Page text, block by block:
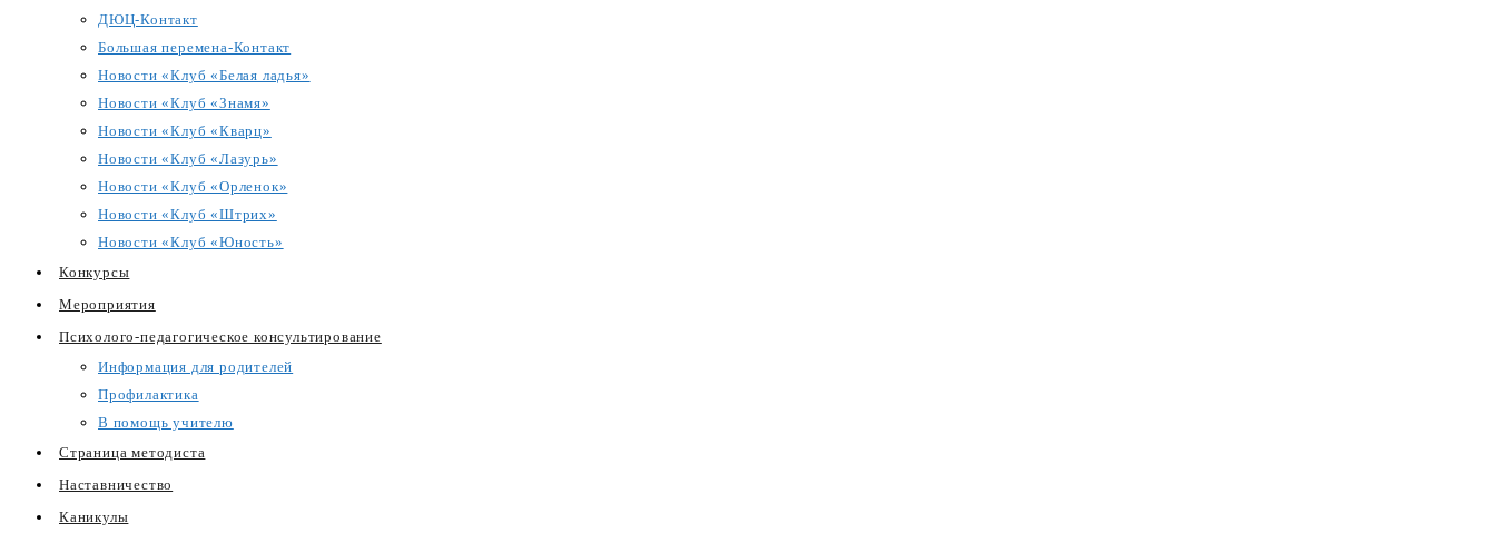
ДЮЦ-Контакт
Большая перемена-Контакт
Новости «Клуб «Белая ладья»
Новости «Клуб «Знамя»
Новости «Клуб «Кварц»
Новости «Клуб «Лазурь»
Новости «Клуб «Орленок»
Новости «Клуб «Штрих»
Новости «Клуб «Юность»
Конкурсы
Мероприятия
Психолого-педагогическое консультирование
Информация для родителей
Профилактика
В помощь учителю
Страница методиста
Наставничество
Каникулы